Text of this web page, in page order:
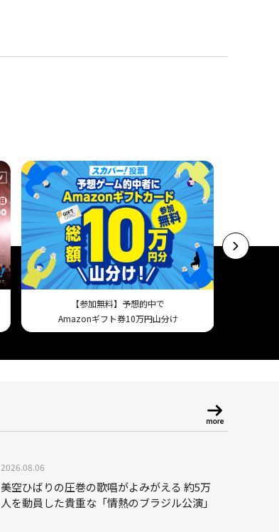
【参加無料】予想的中で
Amazonギフト券10万円山分け
2026.08.06
美空ひばりの圧巻の歌唱がよみがえる 約5万
人を動員した貴重な「情熱のブラジル公演」